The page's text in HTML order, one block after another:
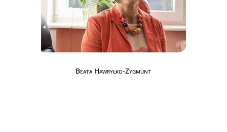
Beata Hawryłko-Zygmunt